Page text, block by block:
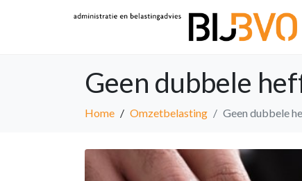
Geen dubbele
Home Omzetbelasting Geen dubbele